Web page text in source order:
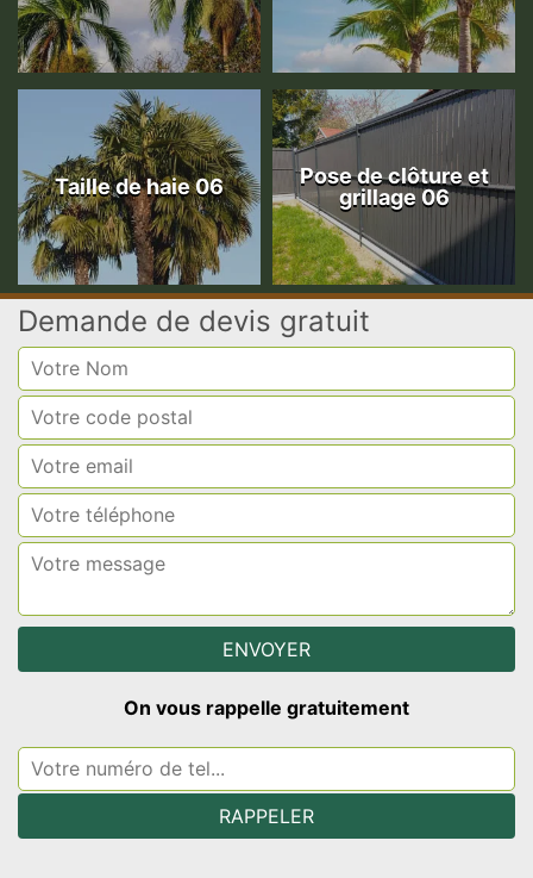
Taille de haie 06
Pose de clôture et
grillage 06
Demande de devis gratuit
On vous rappelle gratuitement